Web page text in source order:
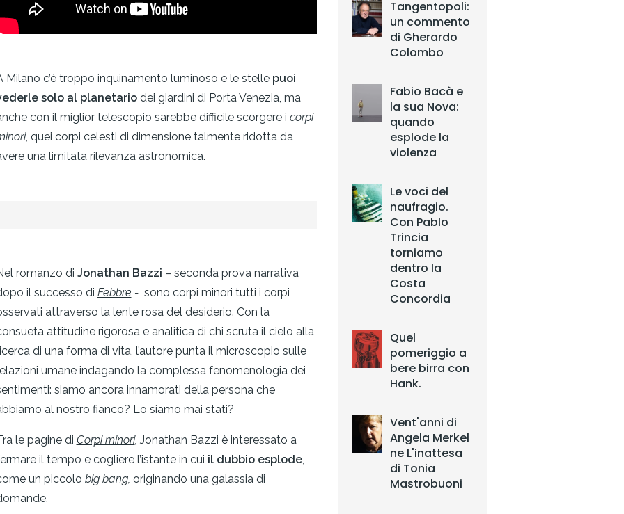
Milano c’è troppo inquinamento luminoso e le stelle puoi
solo al planetariodei giardini di Porta Venezia, ma
con il miglior telescopio sarebbe difficile scorgere i corpi
, quei corpi celesti di dimensione talmente ridotta da
una limitata rilevanza astronomica.
romanzo di Jonathan Bazzi – seconda prova narrativa
il successo di Febbre - sono corpi minori tutti i corpi
attraverso la lente rosa del desiderio. Con la
attitudine rigorosa e analitica di chi scruta il cielo alla
di una forma di vita, l’autore punta il microscopio sulle
umane indagando la complessa fenomenologia dei
siamo ancora innamorati della persona che
al nostro fianco? Lo siamo mai stati?
le pagine di Corpi minori, Jonathan Bazzi è interessato a
il tempo e cogliere l’istante in cui il dubbio esplode,
un piccolo big bang, originando una galassia di
Tangentopoli:
un commento
di Gherardo
Colombo
Fabio Bacà e
la sua Nova:
quando
esplode la
violenza
Le voci del
naufragio.
Con Pablo
Trincia
torniamo
dentro la
Costa
Concordia
Quel
pomeriggio a
bere birra con
Hank.
Vent'anni di
Angela Merkel
ne L'inattesa
di Tonia
Mastrobuoni